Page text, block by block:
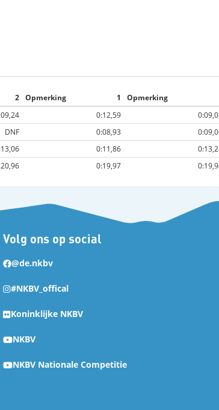
2 Opmerking 1 Opmerking
0:12,59
DNF 0:08,93
0:11,86
0:19,97
Volg ons op social
@de.nkbv
#NKBV_offical
Koninklijke NKBV
NKBV
NKBV Nationale Competitie